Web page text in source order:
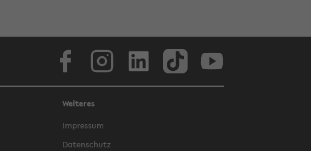
Weiteres
Impressum
Datenschutz